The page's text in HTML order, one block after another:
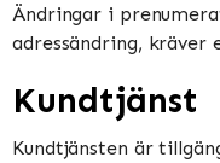
Ändringar i
adressändring, kräver
Kundtjänst
Kundtjänsten är